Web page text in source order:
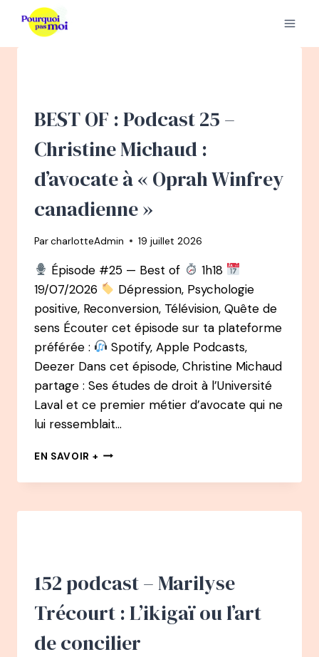
contenu
BEST OF : Podcast 25 –
Christine Michaud :
d’avocate à « Oprah Winfrey
canadienne »
ParcharlotteAdmin 19 juillet 2026
Épisode #25 — Best of
1h18
19/07/2026
Dépression, Psychologie
positive, Reconversion, Télévision, Quête de
sens Écouter cet épisode sur ta plateforme
préférée :
Spotify, Apple Podcasts,
Deezer Dans cet épisode, Christine Michaud
partage : Ses études de droit à l’Université
Laval et ce premier métier d’avocate qui ne
lui ressemblait…
EN SAVOIR + BEST
:
25
D’AVOCATE
« OPRAH
CANADIENNE »
152 podcast – Marilyse
Trécourt : L’ikigaï ou l’art
de concilier